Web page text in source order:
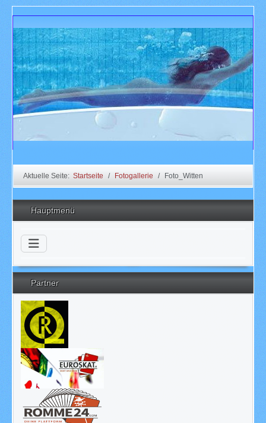
Aktuelle Seite: Startseite Fotogallerie Foto_Witten
Hauptmenü
Partner